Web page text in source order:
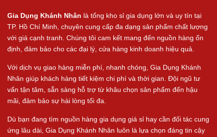
Gia Dụng Khánh Nhân là tổng kho sỉ gia dụng lớn và uy tín tại
TP. Hồ Chí Minh, chuyên cung cấp đa dạng sản phẩm chất lượng
với giá cạnh tranh. Chúng tôi cam kết mang đến nguồn hàng ổn
định, đảm bảo cho các đại lý, cửa hàng kinh doanh hiệu quả.
Với dịch vụ giao hàng miễn phí, nhanh chóng, Gia Dụng Khánh
Nhân giúp khách hàng tiết kiệm chi phí và thời gian. Đội ngũ tư
vấn tận tâm, sẵn sàng hỗ trợ từ khâu chọn sản phẩm đến hậu
mãi, đảm bảo sự hài lòng tối đa.
Dù bạn đang tìm nguồn hàng gia dụng giá sỉ hay cần đối tác cung
ứng lâu dài, Gia Dụng Khánh Nhân luôn là lựa chọn đáng tin cậy